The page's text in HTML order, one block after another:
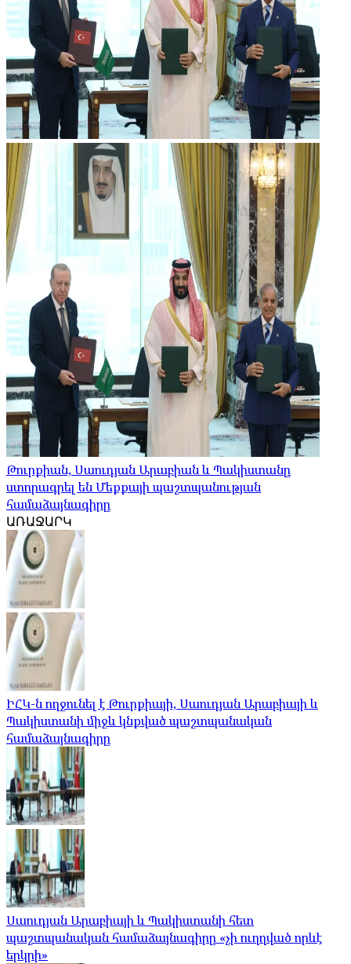
Թուրքիան, Սաուդյան Արաբիան և Պակիստանը
ստորագրել են Մեքքայի պաշտպանության
համաձայնագիրը
ԱՌԱՋԱՐԿ
ԻՀԿ-ն ողջունել է Թուրքիայի, Սաուդյան Արաբիայի և
Պակիստանի միջև կնքված պաշտպանական
համաձայնագիրը
Սաուդյան Արաբիայի և Պակիստանի հետ
պաշտպանական համաձայնագիրը «չի ուղղված որևէ
երկրի»